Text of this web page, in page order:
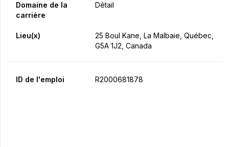
Domaine de la
carrière
Détail
Lieu(x)
25 Boul Kane, La Malbaie, Québec,
G5A 1J2, Canada
ID de l'emploi R2000681878